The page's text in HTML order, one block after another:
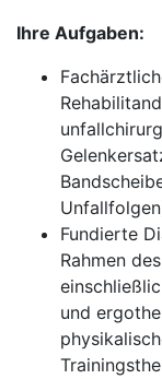
Ihre Aufgaben:
Fundierte
Rahmen
und